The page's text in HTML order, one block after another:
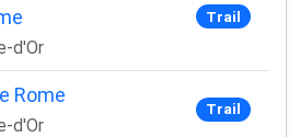
d'Or
Trail
Rome
d'Or
Trail